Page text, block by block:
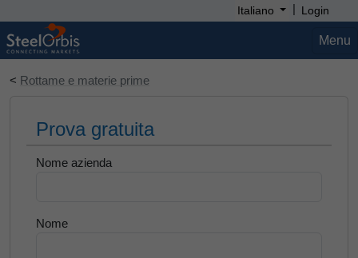
Italiano | Login
Menu
< Rottame e materie prime
Prova gratuita
Nome azienda
Nome